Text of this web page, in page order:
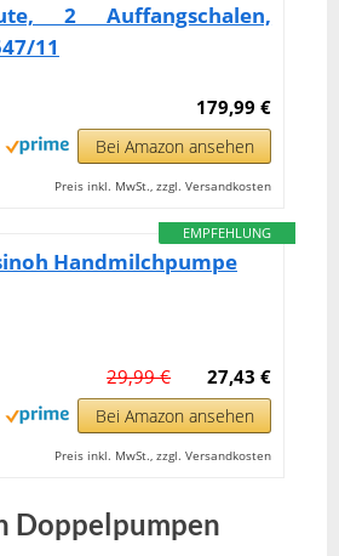
2 Auffangschalen,
11
179,99 €
Bei Amazon ansehen
Preis inkl. MwSt., zzgl. Versandkosten
EMPFEHLUNG
Handmilchpumpe
27,43 €
29,99 €
Bei Amazon ansehen
Preis inkl. MwSt., zzgl. Versandkosten
Doppelpumpen